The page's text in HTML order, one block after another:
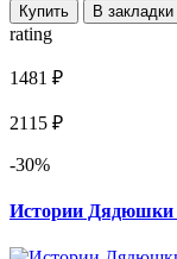
Купить В закладки
rating
1481 ₽
2115 ₽
-30%
Истории Дядюшки